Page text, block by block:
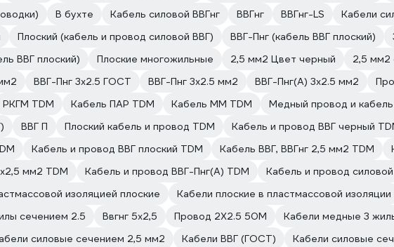
В бухте Кабель силовой ВВГнг ВВГнг ВВГнг-LS
Кабели
Плоский (кабель и провод силовой ВВГ) ВВГ-Пнг (кабель ВВГ плоский)
ВВГ плоский) Плоские многожильные 2,5 мм2 Цвет черный
2,5 мм2
ВВГ-Пнг 3х2.5 ГОСТ ВВГ-Пнг 3х2.5 мм2 ВВГ-Пнг(А) 3х2.5 мм2
РКГМ TDM Кабель ПАР TDM Кабель ММ TDM
Медный провод и
ВВГ П Плоский кабель и провод TDM
Кабель и провод ВВГ черный
Кабель и провод ВВГ плоский TDM Кабель ВВГ, ВВГнг 2,5 мм2 TDM
мм2 TDM
Кабель и провод ВВГ-Пнг(А) TDM
Кабель и провод
изоляцией плоские
Кабели плоские в пластмассовой изоляции
сечением 2.5 Ввгнг 5х2,5 Провод 2Х2.5 50М
Кабели медные 3
силовые сечением 2,5 мм2 Кабели ВВГ (ГОСТ) Кабели силовые